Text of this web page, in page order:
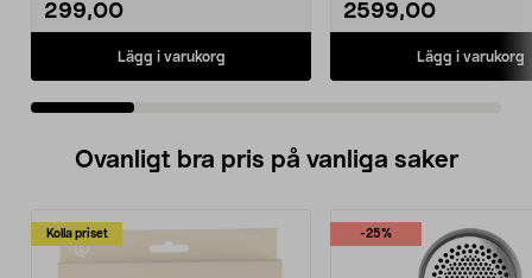
299,00
Lägg i varukorg
2599,00
Lägg i varukorg
Ovanligt bra pris på vanliga saker
Kolla priset -25%